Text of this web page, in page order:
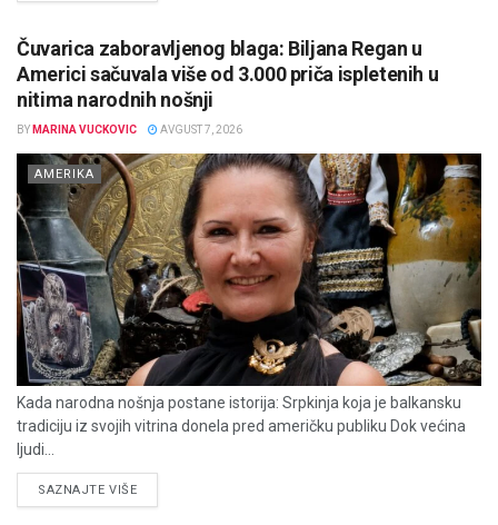
Čuvarica zaboravljenog blaga: Biljana Regan u
Americi sačuvala više od 3.000 priča ispletenih u
nitima narodnih nošnji
BY MARINA VUCKOVIC AVGUST 7, 2026
AMERIKA
Kada narodna nošnja postane istorija: Srpkinja koja je balkansku
tradiciju iz svojih vitrina donela pred američku publiku Dok većina
ljudi...
SAZNAJTE VIŠEDETAILS